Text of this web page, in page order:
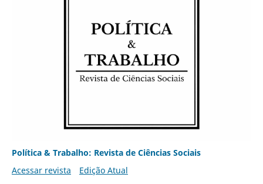
Política & Trabalho: Revista de Ciências Sociais
Acessar revista
Edição Atual